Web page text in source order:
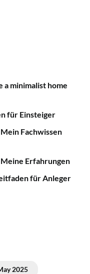
minimalist home
für Einsteiger
Fachwissen
Erfahrungen
für Anleger
2025